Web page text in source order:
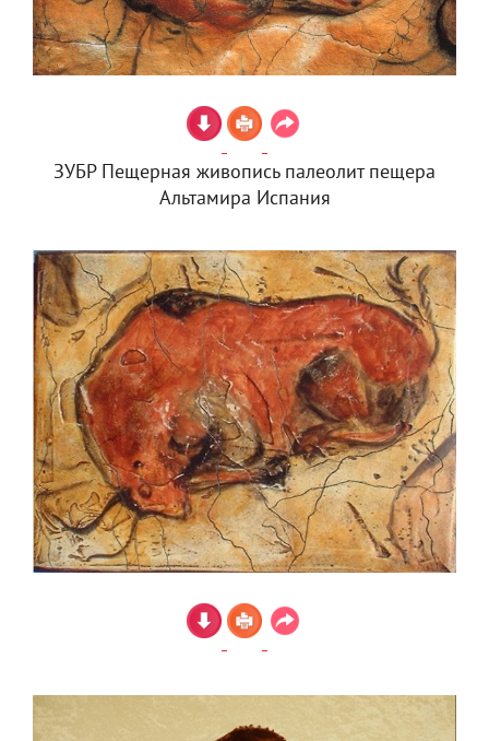
ЗУБР Пещерная живопись палеолит пещера
Альтамира Испания